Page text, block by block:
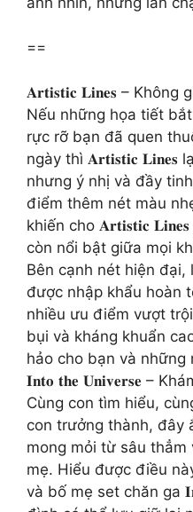
==
𝐀𝐫𝐭𝐢𝐬𝐭𝐢𝐜 𝐋𝐢𝐧𝐞𝐬 –
Nếu những họa tiết
rực rỡ bạn đã quen
ngày thì 𝐀𝐫𝐭𝐢𝐬𝐭𝐢𝐜
nhưng ý nhị và đầy
điểm thêm nét màu
khiến cho 𝐀𝐫𝐭𝐢𝐬𝐭𝐢𝐜
còn nổi bật giữa mọi
Bên cạnh nét hiện
được nhập khẩu hoàn
nhiều ưu điểm vượt
bụi và kháng khuẩn
hảo cho bạn và những
𝐈𝐧𝐭𝐨 𝐭𝐡𝐞 𝐔𝐧𝐢𝐯𝐞𝐫𝐬𝐞 –
Cùng con tìm hiểu,
con trưởng thành, đây
mong mỏi từ sâu thẳm
mẹ. Hiểu được điều
và bố mẹ set chăn ga